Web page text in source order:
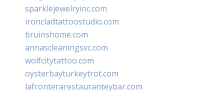
sparklejewelryinc.com
ironcladtattoostudio.com
bruinshome.com
annascleaningsvc.com
wolfcitytattoo.com
oysterbayturkeytrot.com
lafronterarestauranteybar.com